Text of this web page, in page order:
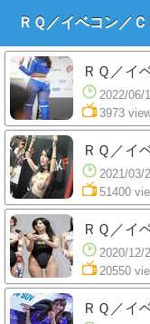
ＲＱ／イベコン／Ｃ
ＲＱ／イ
2022/06/
3973
ＲＱ／イ
2021/03/
51400
ＲＱ／イ
2020/12/
20550
ＲＱ／イ